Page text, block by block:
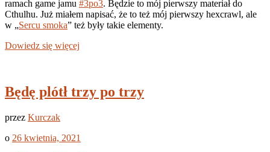
ramach game jamu #3po3. Będzie to mój pierwszy materiał do
Cthulhu. Już miałem napisać, że to też mój pierwszy hexcrawl, ale
w „Sercu smoka” też były takie elementy.
Dowiedz się więcej
Będę plótł trzy po trzy
przez Kurczak
o 26 kwietnia, 2021